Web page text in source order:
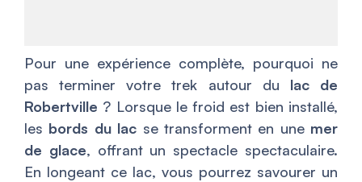
Pour une expérience complète, pourquoi ne
pas terminer votre trek autour du lac de
Robertville ? Lorsque le froid est bien installé,
les bords du lac se transforment en une mer
de glace, offrant un spectacle spectaculaire.
En longeant ce lac, vous pourrez savourer un